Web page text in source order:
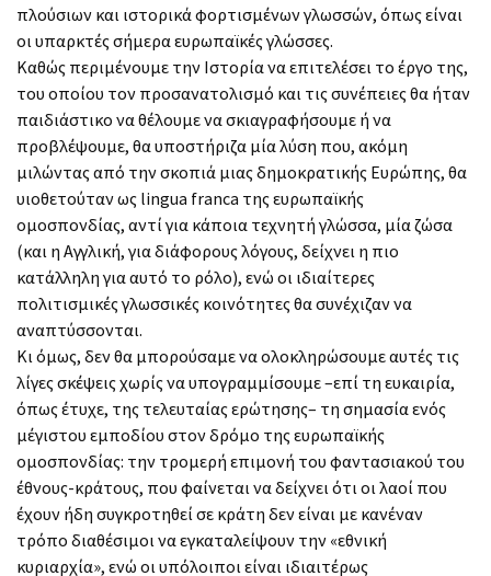
πλούσιων και ιστορικά φορτισμένων γλωσσών, όπως είναι
οι υπαρκτές σήμερα ευρωπαϊκές γλώσσες.
Καθώς περιμένουμε την Ιστορία να επιτελέσει το έργο της,
του οποίου τον προσανατολισμό και τις συνέπειες θα ήταν
παιδιάστικο να θέλουμε να σκιαγραφήσουμε ή να
προβλέψουμε, θα υποστήριζα μία λύση που, ακόμη
μιλώντας από την σκοπιά μιας δημοκρατικής Ευρώπης, θα
υιοθετούταν ως lingua franca της ευρωπαϊκής
ομοσπονδίας, αντί για κάποια τεχνητή γλώσσα, μία ζώσα
(και η Αγγλική, για διάφορους λόγους, δείχνει η πιο
κατάλληλη για αυτό το ρόλο), ενώ οι ιδιαίτερες
πολιτισμικές γλωσσικές κοινότητες θα συνέχιζαν να
αναπτύσσονται.
Κι όμως, δεν θα μπορούσαμε να ολοκληρώσουμε αυτές τις
λίγες σκέψεις χωρίς να υπογραμμίσουμε –επί τη ευκαιρία,
όπως έτυχε, της τελευταίας ερώτησης– τη σημασία ενός
μέγιστου εμποδίου στον δρόμο της ευρωπαϊκής
ομοσπονδίας: την τρομερή επιμονή του φαντασιακού του
έθνους-κράτους, που φαίνεται να δείχνει ότι οι λαοί που
έχουν ήδη συγκροτηθεί σε κράτη δεν είναι με κανέναν
τρόπο διαθέσιμοι να εγκαταλείψουν την «εθνική
κυριαρχία», ενώ οι υπόλοιποι είναι ιδιαιτέρως